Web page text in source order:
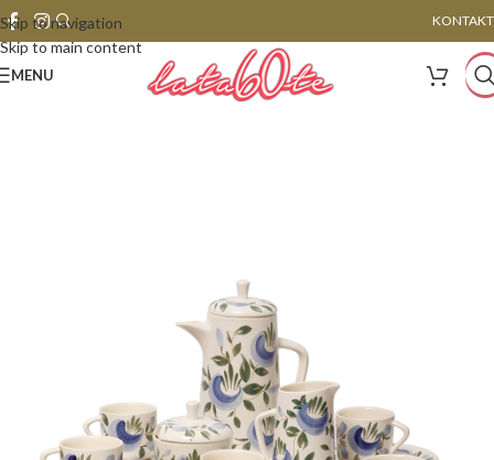
Skip to navigation
Skip to main content
KONTAKT
MENU